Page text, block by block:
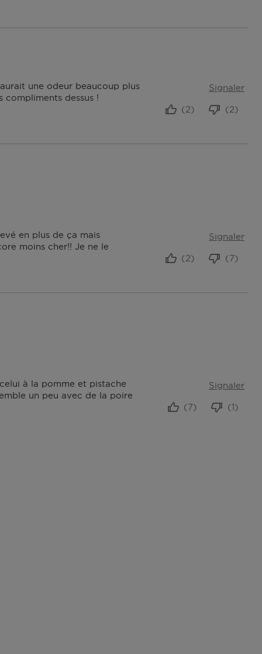
une odeur beaucoup plus
compliments dessus !
Signaler
(2)
(2)
en plus de ça mais
moins cher!! Je ne le
Signaler
(7)
(2)
à la pomme et pistache
un peu avec de la poire
Signaler
(1)
(7)